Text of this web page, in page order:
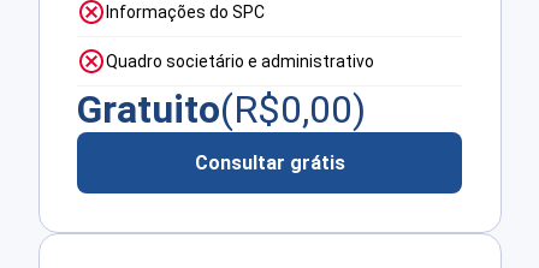
Informações do SPC
Quadro societário e administrativo
Gratuito(R$0,00)
Consultar grátis